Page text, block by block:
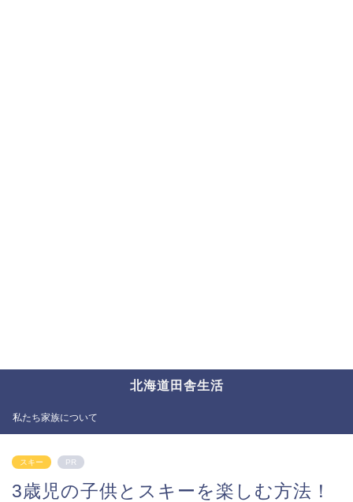
北海道田舎生活
私たち家族について
スキー PR
3歳児の子供とスキーを楽しむ方法！